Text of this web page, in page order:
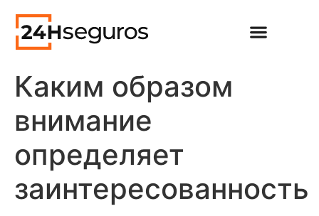
Каким образом
внимание
определяет
заинтересованность